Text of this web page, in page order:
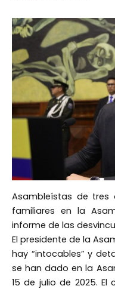
Asambleístas de tres
familiares en la
informe de las
El presidente de la
hay “intocables” y
se han dado en la
15 de julio de 2025.